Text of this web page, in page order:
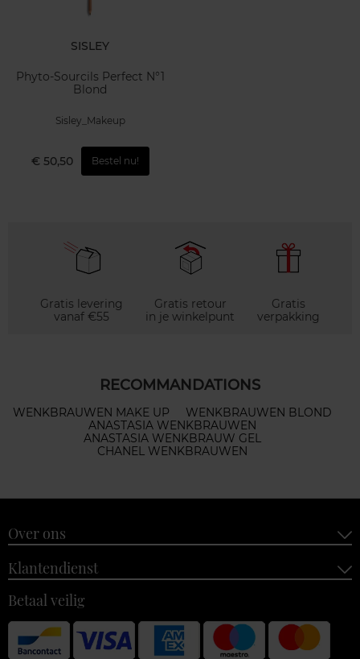
SISLEY
Phyto-Sourcils Perfect N°1
Blond
Sisley_Makeup
€ 50,50 Bestel nu!
Gratis levering
vanaf €55
Gratis retour
in je winkelpunt
Gratis
verpakking
RECOMMANDATIONS
WENKBRAUWEN MAKE UP
WENKBRAUWEN BLOND
ANASTASIA WENKBRAUWEN
ANASTASIA WENKBRAUW GEL
CHANEL WENKBRAUWEN
Over ons
Klantendienst
Betaal veilig